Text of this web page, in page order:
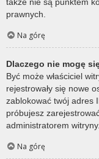
także nie są punktem
prawnych.
Na górę
Dlaczego nie mogę
Być może właściciel
rejestrowały się nowe
zablokować twój adres
próbujesz
administratorem witryny.
Na górę